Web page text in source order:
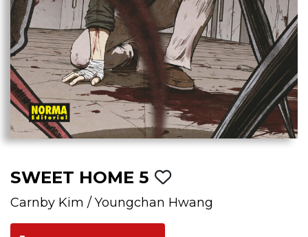
SWEET HOME 5
Carnby Kim / Youngchan Hwang